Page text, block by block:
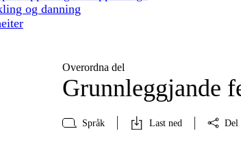
og danning
Overordna del
Grunnleggjande
Språk Last ned Del